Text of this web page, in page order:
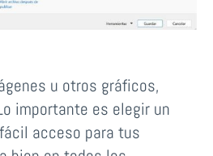
u otros gráficos,
importante es elegir un
acceso para tus